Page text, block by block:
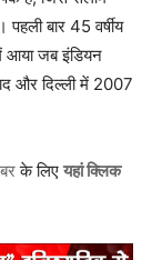
पहली बार 45 वर्षीय
आया जब इंडियन
और दिल्ली में 2007
के लिए यहां क्लिक